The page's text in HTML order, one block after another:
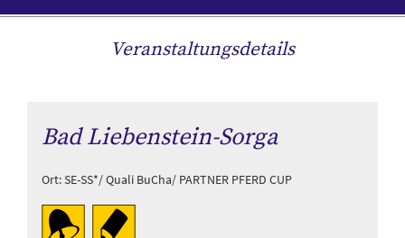
Veranstaltungsdetails
Bad Liebenstein-Sorga
Ort: SE-SS*/ Quali BuCha/ PARTNER PFERD CUP